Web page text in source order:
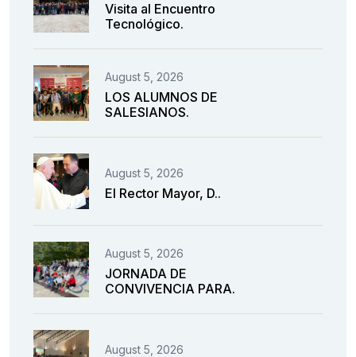
Visita al Encuentro
Tecnológico.
August 5, 2026
LOS ALUMNOS DE
SALESIANOS.
August 5, 2026
El Rector Mayor, D..
August 5, 2026
JORNADA DE
CONVIVENCIA PARA.
August 5, 2026